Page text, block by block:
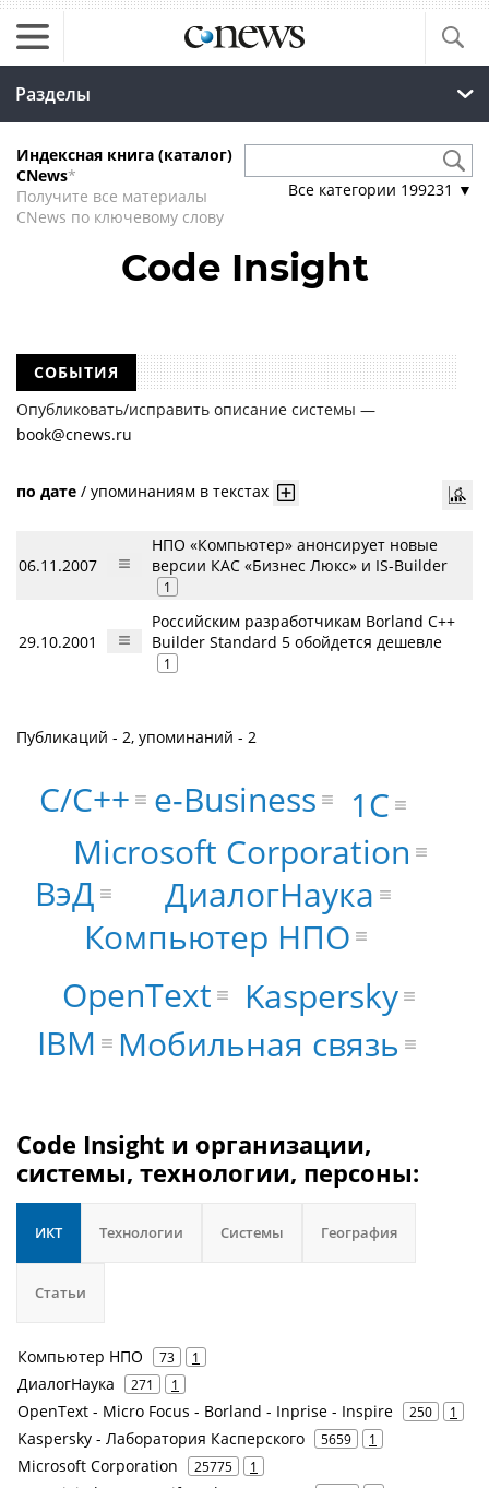
Разделы
Индексная книга (каталог)
CNews*
Получите все материалы
CNews по ключевому слову
Все категории 199231 ▼
Code Insight
СОБЫТИЯ
Опубликовать/исправить описание системы —
book@cnews.ru
по дате / упоминаниям в текстах
06.11.2007
НПО «Компьютер» анонсирует новые
версии КАС «Бизнес Люкс» и IS-Builder
1
29.10.2001
Российским разработчикам Borland C++
Builder Standard 5 обойдется дешевле
1
Публикаций - 2, упоминаний - 2
Компьютер НПО
ДиалогНаука
OpenText Kaspersky
Microsoft Corporation
IBM
1С
Мобильная связь
e-Business
C/C++
ВэД
Code Insight и организации,
системы, технологии, персоны:
ИКТ Технологии Системы География
Статьи
Компьютер НПО 73 1
ДиалогНаука 271 1
OpenText - Micro Focus - Borland - Inprise - Inspire 250 1
Kaspersky - Лаборатория Касперского 5659 1
Microsoft Corporation 25775 1